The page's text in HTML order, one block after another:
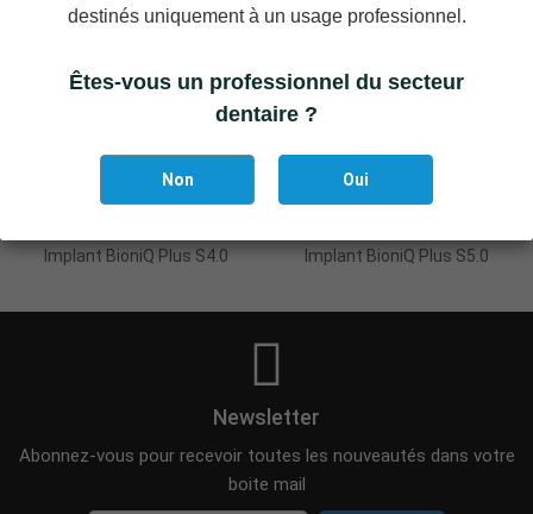
Implant BioniQ Plus S4.0 Implant BioniQ Plus S5.0
destinés uniquement à un usage professionnel.
Êtes-vous un professionnel du secteur
dentaire ?
Non Oui
Newsletter
Abonnez-vous pour recevoir toutes les nouveautés dans votre
boite mail